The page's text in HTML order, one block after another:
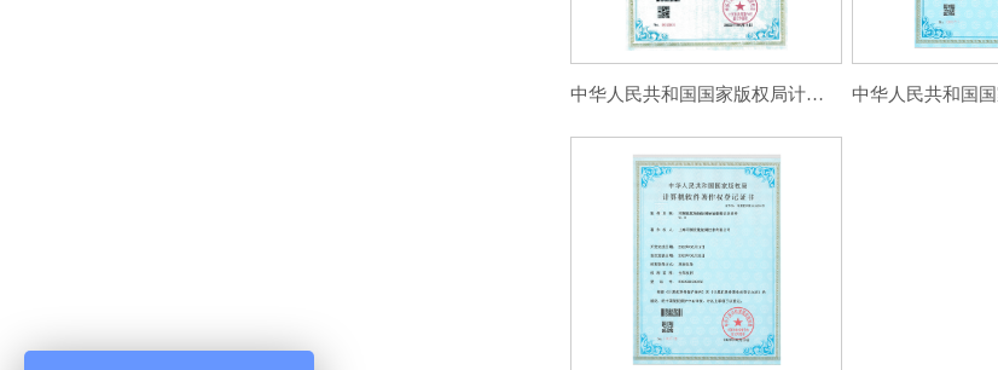
中华人民共和国国家版权局计算机软件薯作权登记证书